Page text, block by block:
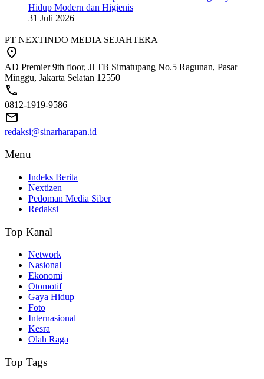
Hidup Modern dan Higienis
31 Juli 2026
PT NEXTINDO MEDIA SEJAHTERA
AD Premier 9th floor, Jl TB Simatupang No.5 Ragunan, Pasar
Minggu, Jakarta Selatan 12550
0812-1919-9586
redaksi@sinarharapan.id
Menu
Indeks Berita
Nextizen
Pedoman Media Siber
Redaksi
Top Kanal
Network
Nasional
Ekonomi
Otomotif
Gaya Hidup
Foto
Internasional
Kesra
Olah Raga
Top Tags